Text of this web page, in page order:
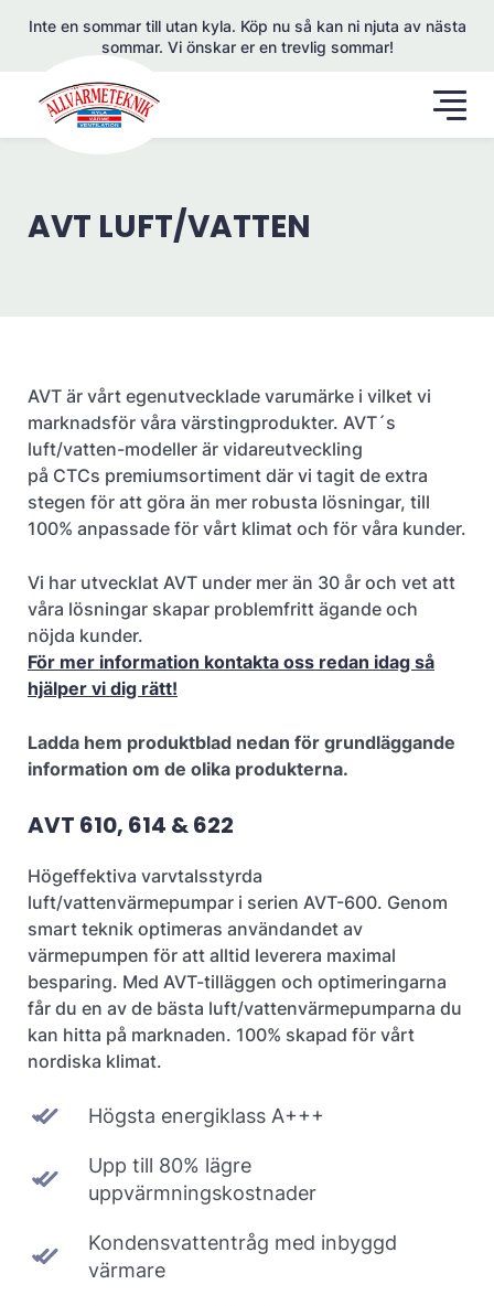
Inte en sommar till utan kyla. Köp nu så kan ni njuta av nästa
sommar. Vi önskar er en trevlig sommar!
AVT LUFT/VATTEN
AVT är vårt egenutvecklade varumärke i vilket vi
marknadsför våra värstingprodukter. AVT´s
luft/vatten-modeller är vidareutveckling
på CTCs premiumsortiment där vi tagit de extra
stegen för att göra än mer robusta lösningar, till
100% anpassade för vårt klimat och för våra kunder.
Vi har utvecklat AVT under mer än 30 år och vet att
våra lösningar skapar problemfritt ägande och
nöjda kunder.
För mer information kontakta oss redan idag så
hjälper vi dig rätt!
Ladda hem produktblad nedan för grundläggande
information om de olika produkterna.
AVT 610, 614 & 622
Högeffektiva varvtalsstyrda
luft/vattenvärmepumpar i serien AVT-600. Genom
smart teknik optimeras användandet av
värmepumpen för att alltid leverera maximal
besparing. Med AVT-tilläggen och optimeringarna
får du en av de bästa luft/vattenvärmepumparna du
kan hitta på marknaden. 100% skapad för vårt
nordiska klimat.
Högsta energiklass A+++
Upp till 80% lägre
uppvärmningskostnader
Kondensvattentråg med inbyggd
värmare